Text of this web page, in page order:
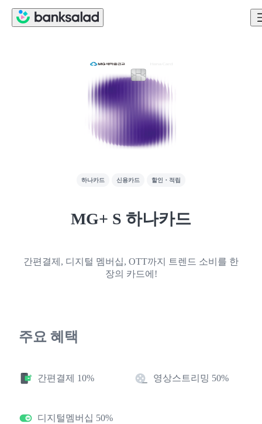
하나카드 신용카드 할인・적립
MG+ S 하나카드
간편결제, 디지털 멤버십, OTT까지 트렌드 소비를 한
장의 카드에!
주요 혜택
간편결제 10% 영상스트리밍 50%
디지털멤버십 50%